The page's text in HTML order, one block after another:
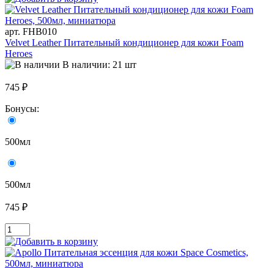
арт. FHB010
Velvet Leather Питательный кондиционер для кожи Foam
Heroes
В наличии: 21 шт
745 ₽
Бонусы:
500мл
500мл
745 ₽